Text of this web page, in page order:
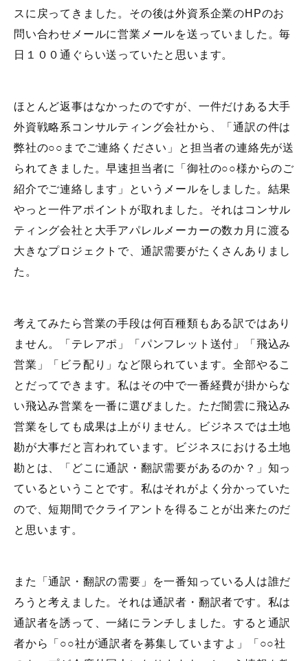
スに戻ってきました。その後は外資系企業のHPのお
問い合わせメールに営業メールを送っていました。毎
日１００通ぐらい送っていたと思います。
ほとんど返事はなかったのですが、一件だけある大手
外資戦略系コンサルティング会社から、「通訳の件は
弊社の○○までご連絡ください」と担当者の連絡先が送
られてきました。早速担当者に「御社の○○様からのご
紹介でご連絡します」というメールをしました。結果
やっと一件アポイントが取れました。それはコンサル
ティング会社と大手アパレルメーカーの数カ月に渡る
大きなプロジェクトで、通訳需要がたくさんありまし
た。
考えてみたら営業の手段は何百種類もある訳ではあり
ません。「テレアポ」「パンフレット送付」「飛込み
営業」「ビラ配り」など限られています。全部やるこ
とだってできます。私はその中で一番経費が掛からな
い飛込み営業を一番に選びました。ただ闇雲に飛込み
営業をしても成果は上がりません。ビジネスでは土地
勘が大事だと言われています。ビジネスにおける土地
勘とは、「どこに通訳・翻訳需要があるのか？」知っ
ているということです。私はそれがよく分かっていた
ので、短期間でクライアントを得ることが出来たのだ
と思います。
また「通訳・翻訳の需要」を一番知っている人は誰だ
ろうと考えました。それは通訳者・翻訳者です。私は
通訳者を誘って、一緒にランチしました。すると通訳
者から「○○社が通訳者を募集していますよ」「○○社